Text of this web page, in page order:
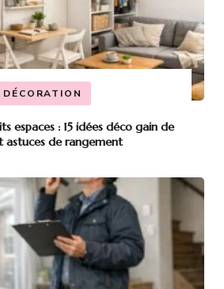
DÉCORATION
espaces : 15 idées déco gain de
astuces de rangement